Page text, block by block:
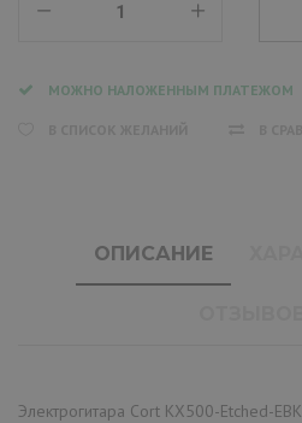
МОЖНО НАЛОЖЕННЫМ ПЛАТЕЖОМ
ОПИСАНИЕ
Электрогитара Cort KX500-Etched-